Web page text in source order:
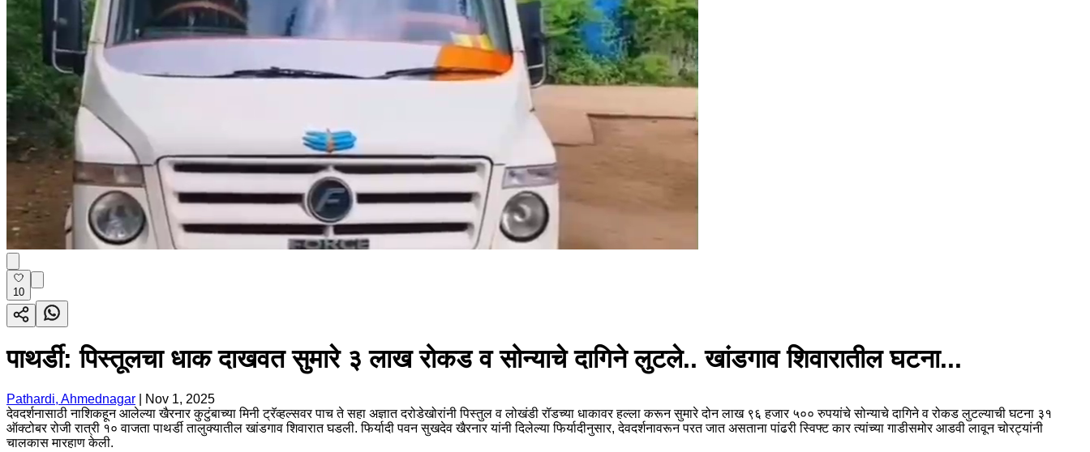
10
पाथर्डी: पिस्तूलचा धाक दाखवत सुमारे ३ लाख रोकड व सोन्याचे दागिने लुटले.. खांडगाव शिवारातील घटना...
Pathardi, Ahmednagar
Nov 1, 2025
देवदर्शनासाठी नाशिकहून आलेल्या खैरनार कुटुंबाच्या मिनी ट्रॅव्हल्सवर पाच ते सहा अज्ञात दरोडेखोरांनी पिस्तुल व लोखंडी रॉडच्या धाकावर हल्ला करून सुमारे दोन लाख ९६ हजार ५०० रुपयांचे सोन्याचे दागिने व रोकड लुटल्याची घटना ३१
ऑक्टोबर रोजी रात्री १० वाजता पाथर्डी तालुक्यातील खांडगाव शिवारात घडली. फिर्यादी पवन सुखदेव खैरनार यांनी दिलेल्या फिर्यादीनुसार, देवदर्शनावरून परत जात असताना पांढरी स्विफ्ट कार त्यांच्या गाडीसमोर आडवी लावून चोरट्यांनी
चालकास मारहाण केली.